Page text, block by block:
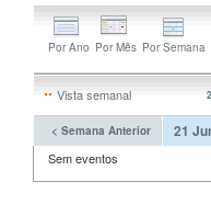
Vista semanal
< Semana Anterior 21
Sem eventos